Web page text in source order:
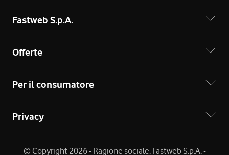
Fastweb S.p.A.
Offerte
Per il consumatore
Privacy
© Copyright 2026 - Ragione sociale: Fastweb S.p.A. -